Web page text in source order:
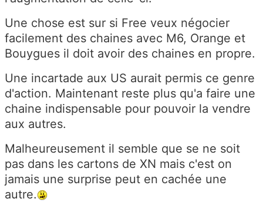
Une chose est sur si Free veux négocier
facilement des chaines avec M6, Orange et
Bouygues il doit avoir des chaines en propre.
Une incartade aux US aurait permis ce genre
d'action. Maintenant reste plus qu'a faire une
chaine indispensable pour pouvoir la vendre
aux autres.
Malheureusement il semble que se ne soit
pas dans les cartons de XN mais c'est on
jamais une surprise peut en cachée une
autre.